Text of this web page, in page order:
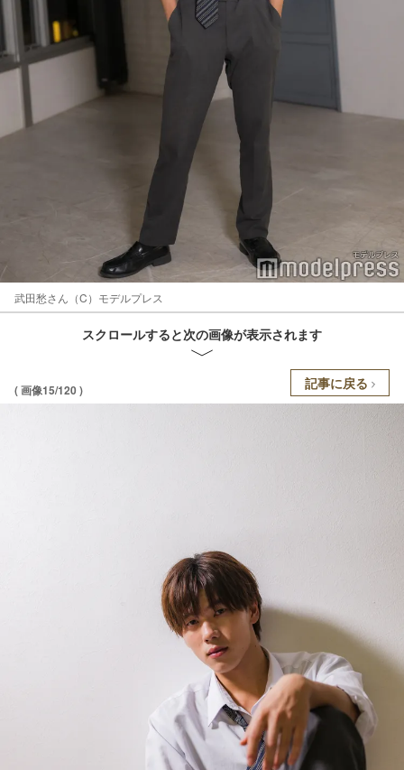
武田愁さん（C）モデルプレス
スクロールすると次の画像が表示されます
( 画像15/120 ) 記事に戻る